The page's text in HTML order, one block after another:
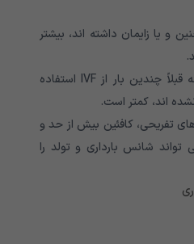
و یا زایمان داشته اند، بیشتر
میزان موفقیت برای زنانی که قبلاً چندین بار از IVF استفاده
اند، کمتر است.
تفریحی، کافئین بیش از حد و
شانس بارداری و تولد را